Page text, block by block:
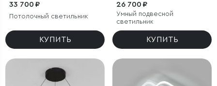
33 700 ₽
Потолочный светильник
КУПИТЬ
26 700 ₽
Умный подвесной
светильник
КУПИТЬ